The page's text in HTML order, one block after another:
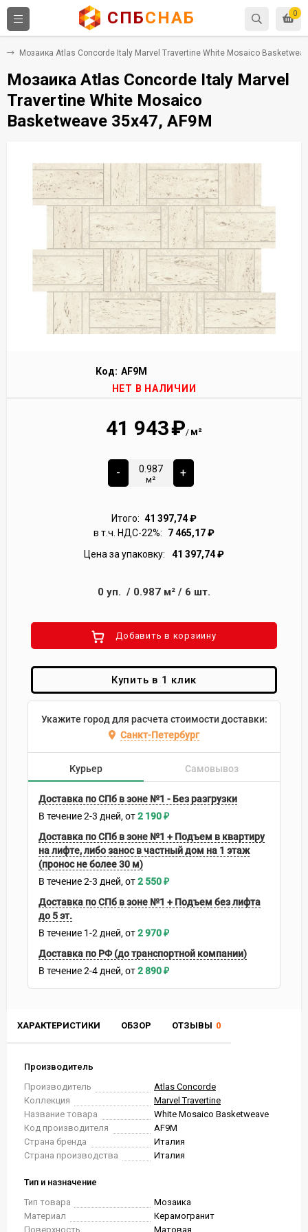
0
СПБСНАБ
Мозаика Atlas Concorde Italy Marvel Travertine White Mosaico
Мозаика Atlas Concorde Italy Marvel
Travertine White Mosaico
Basketweave 35x47, AF9M
ХАРАКТЕРИСТИКИ ОБЗОР ОТЗЫВЫ 0
Производитель
Производитель
Atlas Concorde
Коллекция
Marvel Travertine
Название товара
White Mosaico Basketweave
Код производителя
AF9M
Страна бренда
Италия
Страна производства
Италия
Тип и назначение
Тип товара
Мозаика
Материал
Керамогранит
Поверхность
Матовая
Код: AF9M
НЕТ В НАЛИЧИИ
41 943₽/ м²
-
м²
+
Итого: 41 397,74₽
в т.ч. НДС-22%:
7 465,17₽
Цена за упаковку:
41 397,74₽
0 уп. / 0.987 м² / 6 шт.
Добавить в корзиину
Купить в 1 клик
Укажите город для расчета стоимости доставки:
Санкт-Петербург
Курьер Самовывоз
Доставка по СПб в зоне №1 - Без разгрузки
В течение2-3 дней 2 190₽
Доставка по СПб в зоне №1 + Подъем в квартиру
на лифте, либо занос в частный дом на 1 этаж
(пронос не более 30 м)
В течение2-3 дней 2 550₽
Доставка по СПб в зоне №1 + Подъем без лифта
до 5 эт.
В течение 1-2 дней 2 970₽
Доставка по РФ (до транспортной компании)
В течение2-4 дней 2 890₽